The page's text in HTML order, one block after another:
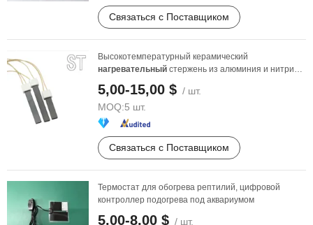
Связаться с Поставщиком
Высокотемпературный керамический
нагревательный стержень из алюминия и нитрида
5,00-15,00 $ / шт.
MOQ:5 шт.
Связаться с Поставщиком
Термостат для обогрева рептилий, цифровой
контроллер подогрева под аквариумом
5,00-8,00 $ / шт.